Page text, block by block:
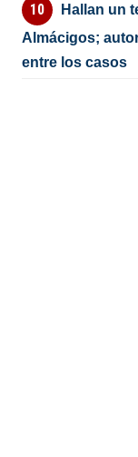
Hallan un
Almácigos;
entre los casos